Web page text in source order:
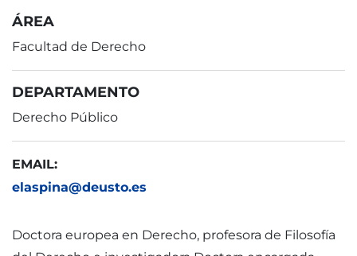
ÁREA
Facultad de Derecho
DEPARTAMENTO
Derecho Público
EMAIL:
elaspina@deusto.es
Doctora europea en Derecho, profesora de Filosofía